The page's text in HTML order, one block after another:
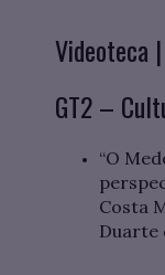
Videoteca
GT2 –
“O
Costa
Duarte